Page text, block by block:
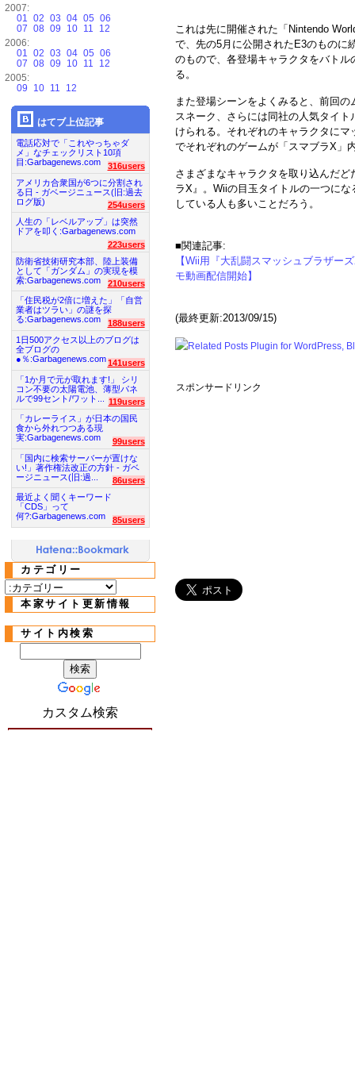
これは先に開催された「Nintendo
で、先の5月に公開されたE3のものに
のもので、各登場キャラクタをバト
る。
また登場シーンをよくみると、前回
スネーク、さらには同社の人気タイ
けられる。それぞれのキャラクタに
でそれぞれのゲームが「スマブラX」
さまざまなキャラクタを取り込んだ
ラX』。Wiiの目玉タイトルの一つに
している人も多いことだろう。
■関連記事:
【Wii用『大乱闘スマッシュブラザー
モ動画配信開始】
(最終更新:2013/09/15)
スポンサードリンク
2007:
01 02 03 04 05 06
07 08 09 10 11
12
2006:
01 02 03 04 05 06
07 08 09 10 11
12
2005:
09
10 11 12
はてブ上位記事
電話応対で「これやっちゃダ
メ」なチェックリスト10項
目:Garbagenews.com
316users
アメリカ合衆国が6つに分割され
る日 - ガベージニュース(旧:過去
ログ版)
254users
人生の「レベルアップ」は突然
ドアを叩く:Garbagenews.com
223users
防衛省技術研究本部、陸上装備
として「ガンダム」の実現を模
索:Garbagenews.com
210users
「住民税が2倍に増えた」「自営
業者はツラい」の謎を探
る:Garbagenews.com
188users
1日500アクセス以上のブログは
全ブログの
●％:Garbagenews.com 141users
「1か月で元が取れます!」 シリ
コン不要の太陽電池、薄型パネ
ルで99セント/ワット...
119users
「カレーライス」が日本の国民
食から外れつつある現
実:Garbagenews.com
99users
「国内に検索サーバーが置けな
い!」著作権法改正の方針 - ガベ
ージニュース(旧:過...
86users
最近よく聞くキーワード
「CDS」って
何?:Garbagenews.com
85users
カテゴリー
本家サイト更新情報
サイト内検索
カスタム検索